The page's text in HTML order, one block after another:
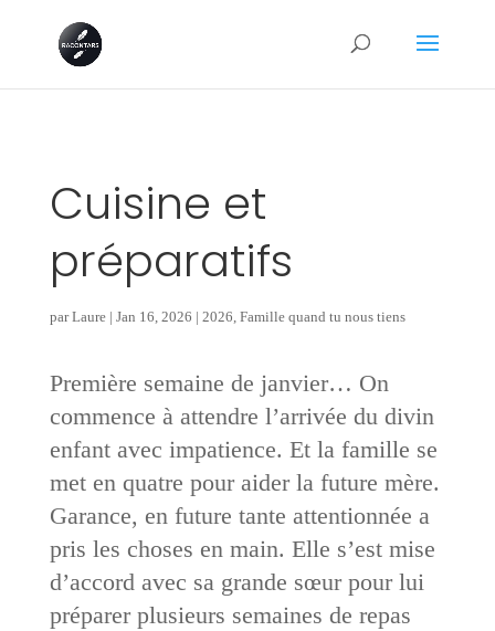
Cuisine et
préparatifs
parLaure| Jan 16, 2026 | 2026, Famille quand tu nous tiens
Première semaine de janvier… On
commence à attendre l’arrivée du divin
enfant avec impatience. Et la famille se
met en quatre pour aider la future mère.
Garance, en future tante attentionnée a
pris les choses en main. Elle s’est mise
d’accord avec sa grande sœur pour lui
préparer plusieurs semaines de repas